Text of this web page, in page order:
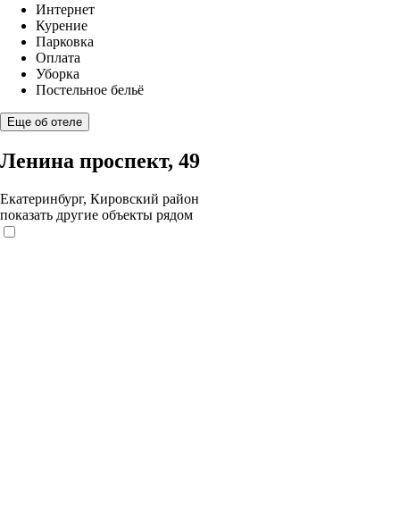
Интернет
Курение
Парковка
Оплата
Уборка
Постельное бельё
Еще об отеле
Ленина проспект, 49
Екатеринбург, Кировский район
показать другие объекты рядом